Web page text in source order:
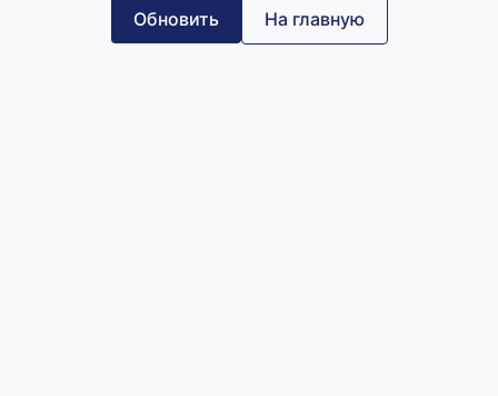
Обновить На главную